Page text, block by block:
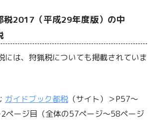
税2017（平成29年度版）の中
には、狩猟税についても掲載されていま
ガイドブック都税 （サイト）＞P57～
ページ目（全体の57ページ～58ページ